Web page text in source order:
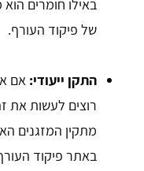
באילו חומרים
של פיקוד העורף.
התקן ייעודי: אם
רוצים לעשות את
מתקין המזגנים
באתר פיקוד